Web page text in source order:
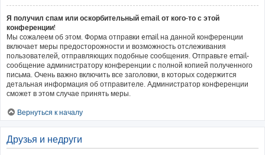
Я получил спам или оскорбительный email от кого-то с этой
конференции!
Мы сожалеем об этом. Форма отправки email на данной конференции
включает меры предосторожности и возможность отслеживания
пользователей, отправляющих подобные сообщения. Отправьте email-
сообщение администратору конференции с полной копией полученного
письма. Очень важно включить все заголовки, в которых содержится
детальная информация об отправителе. Администратор конференции
сможет в этом случае принять меры.
Вернуться к началу
Друзья и недруги